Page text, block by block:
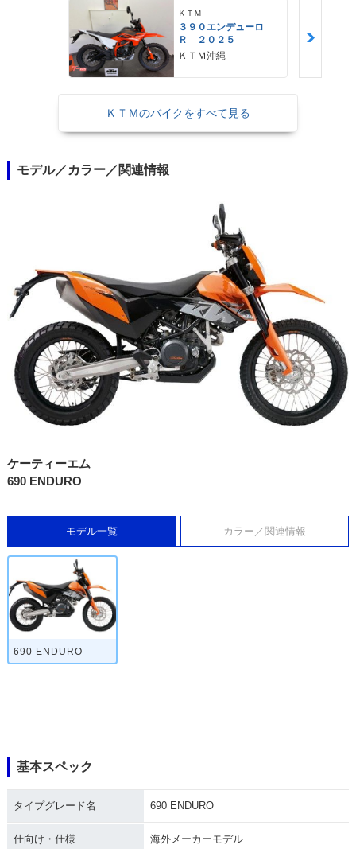
ＫＴＭ
３９０エンデューロ
Ｒ ２０２５
ＫＴＭ沖縄
ＫＴＭのバイクをすべて見る
モデル／カラー／関連情報
ケーティーエム
690 ENDURO
モデル一覧 カラー／関連情報
690 ENDURO
基本スペック
タイプグレード名 690 ENDURO
仕向け・仕様 海外メーカーモデル